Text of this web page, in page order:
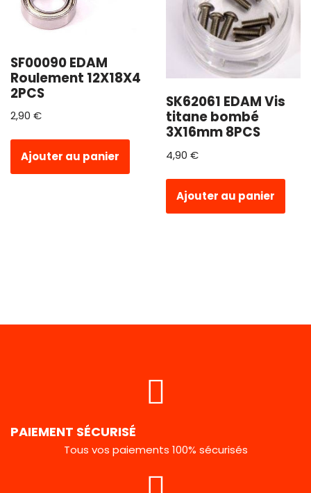
SF00090 EDAM
Roulement 12X18X4
2PCS
2,90 €
Ajouter au panier
SK62061 EDAM Vis
titane bombé
3X16mm 8PCS
4,90 €
Ajouter au panier
PAIEMENT SÉCURISÉ
Tous vos paiements 100% sécurisés